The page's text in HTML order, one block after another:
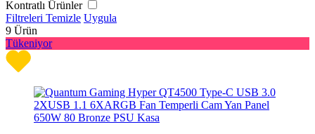
Kontratlı Ürünler
Filtreleri Temizle Uygula
9 Ürün
Tükeniyor